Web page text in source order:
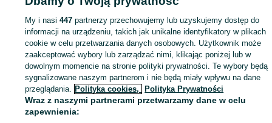
KATEGORIA
ID:1063455805 Wyświetlenia:
Zadzwoń / SMS Wyślij wiadomość
My i nasi447 partnerzy przechowujemy lub uzyskujemy dostęp do
informacji na urządzeniu, takich jak unikalne identyfikatory w plikach
cookie w celu przetwarzania danych osobowych. Użytkownik może
zaakceptować wybory lub zarządzać nimi, klikając poniżej lub w
dowolnym momencie na stronie polityki prywatności. Te wybory będą
sygnalizowane naszym partnerom i nie będą miały wpływu na dane
przeglądania. Polityka cookies, Polityka Prywatności
Wraz z naszymi partnerami przetwarzamy dane w celu
zapewnienia: